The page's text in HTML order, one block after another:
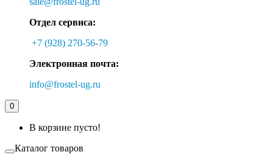
Отдел сервиса:
+7 (928) 270-56-79
Электронная почта:
info@frostel-ug.ru
0
В корзине пусто!
Каталог товаров